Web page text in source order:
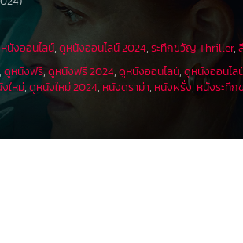
นังออนไลน์,ดูหนังออนไลน์ 2024,ระทึกขวัญ Thriller,
,ดูหนังฟรี,ดูหนังฟรี 2024,ดูหนังออนไลน์,ดูหนังออนไล
ใหม่,ดูหนังใหม่ 2024, หนังดราม่า, หนังฝรั่ง, หนังระทึ